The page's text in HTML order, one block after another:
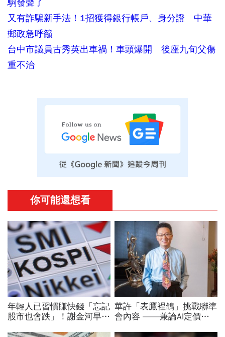
又有詐騙新手法！1招獲得銀行帳戶、身分證 中華
郵政急呼籲
台中市議員古秀英出車禍！車頭爆開 後座九旬父傷
重不治